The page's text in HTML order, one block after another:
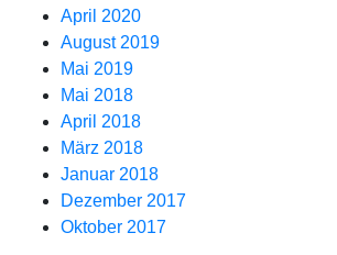
April 2020
August 2019
Mai 2019
Mai 2018
April 2018
März 2018
Januar 2018
Dezember 2017
Oktober 2017